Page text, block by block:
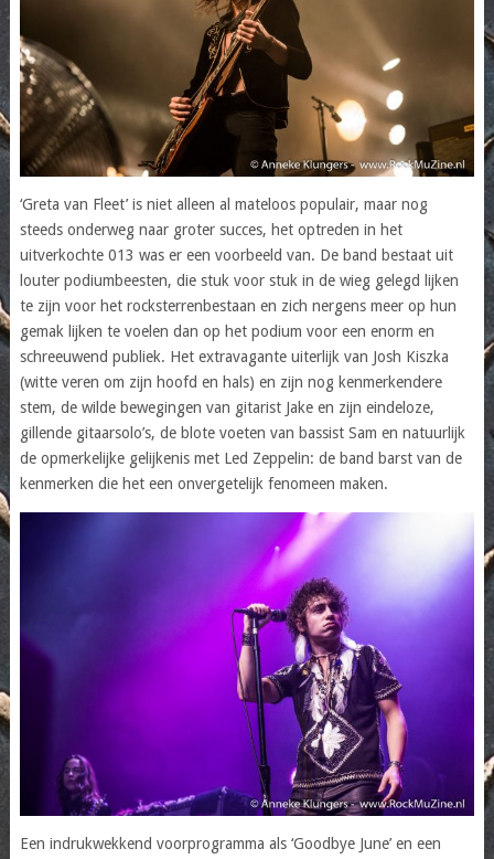
‘Greta van Fleet’ is niet alleen al mateloos populair, maar nog
steeds onderweg naar groter succes, het optreden in het
uitverkochte 013 was er een voorbeeld van. De band bestaat uit
louter podiumbeesten, die stuk voor stuk in de wieg gelegd lijken
te zijn voor het rocksterrenbestaan en zich nergens meer op hun
gemak lijken te voelen dan op het podium voor een enorm en
schreeuwend publiek. Het extravagante uiterlijk van Josh Kiszka
(witte veren om zijn hoofd en hals) en zijn nog kenmerkendere
stem, de wilde bewegingen van gitarist Jake en zijn eindeloze,
gillende gitaarsolo’s, de blote voeten van bassist Sam en natuurlijk
de opmerkelijke gelijkenis met Led Zeppelin: de band barst van de
kenmerken die het een onvergetelijk fenomeen maken.
Een indrukwekkend voorprogramma als ‘Goodbye June’ en een